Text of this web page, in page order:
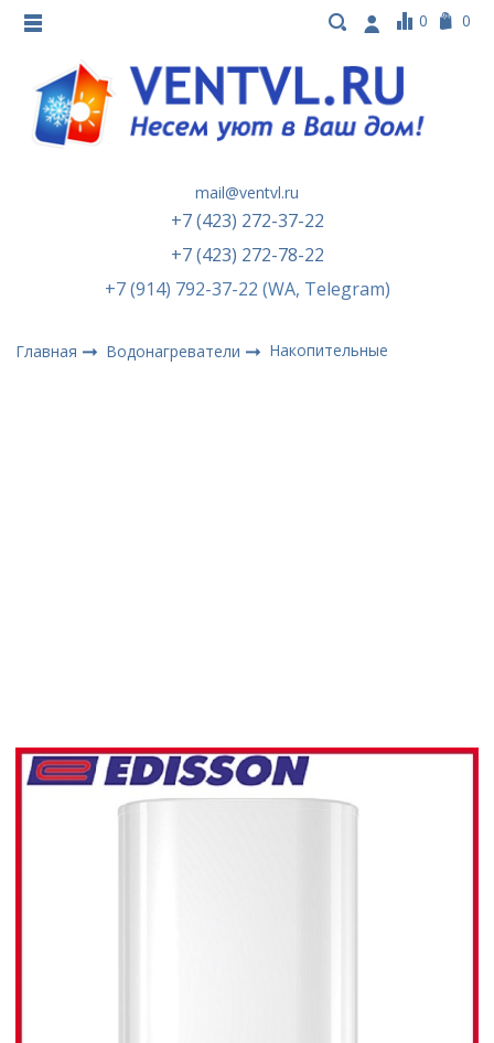
0 0
mail@ventvl.ru
+7 (423) 272-37-22
+7 (423) 272-78-22
+7 (914) 792-37-22 (WA, Telegram)
Главная Водонагреватели Накопительные